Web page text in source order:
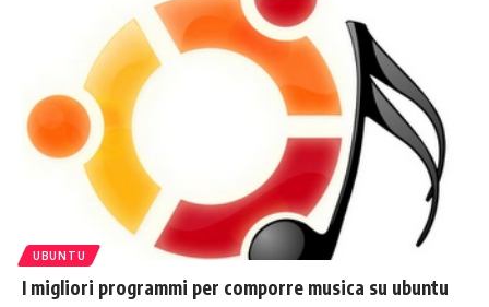
UBUNTU
I migliori programmi per comporre musica su ubuntu